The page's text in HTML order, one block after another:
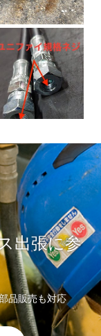
出張に参
品販売も対応